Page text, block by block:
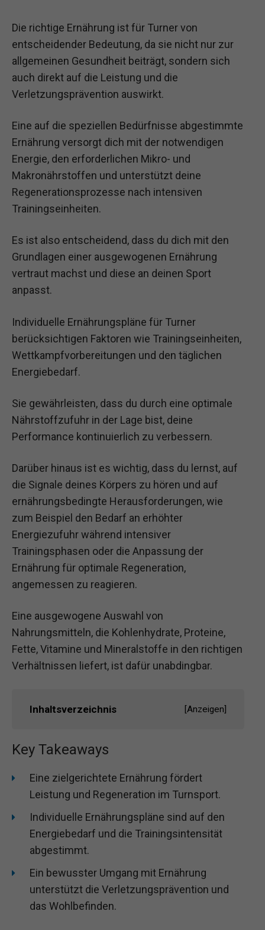
Die richtige Ernährung ist für Turner von
entscheidender Bedeutung, da sie nicht nur zur
allgemeinen Gesundheit beiträgt, sondern sich
auch direkt auf die Leistung und die
Verletzungsprävention auswirkt.
Eine auf die speziellen Bedürfnisse abgestimmte
Ernährung versorgt dich mit der notwendigen
Energie, den erforderlichen Mikro- und
Makronährstoffen und unterstützt deine
Regenerationsprozesse nach intensiven
Trainingseinheiten.
Es ist also entscheidend, dass du dich mit den
Grundlagen einer ausgewogenen Ernährung
vertraut machst und diese an deinen Sport
anpasst.
Individuelle Ernährungspläne für Turner
berücksichtigen Faktoren wie Trainingseinheiten,
Wettkampfvorbereitungen und den täglichen
Energiebedarf.
Sie gewährleisten, dass du durch eine optimale
Nährstoffzufuhr in der Lage bist, deine
Performance kontinuierlich zu verbessern.
Darüber hinaus ist es wichtig, dass du lernst, auf
die Signale deines Körpers zu hören und auf
ernährungsbedingte Herausforderungen, wie
zum Beispiel den Bedarf an erhöhter
Energiezufuhr während intensiver
Trainingsphasen oder die Anpassung der
Ernährung für optimale Regeneration,
angemessen zu reagieren.
Eine ausgewogene Auswahl von
Nahrungsmitteln, die Kohlenhydrate, Proteine,
Fette, Vitamine und Mineralstoffe in den richtigen
Verhältnissen liefert, ist dafür unabdingbar.
Inhaltsverzeichnis Anzeigen
Key Takeaways
Eine zielgerichtete Ernährung fördert
Leistung und Regeneration im Turnsport.
Individuelle Ernährungspläne sind auf den
Energiebedarf und die Trainingsintensität
abgestimmt.
Ein bewusster Umgang mit Ernährung
unterstützt die Verletzungsprävention und
das Wohlbefinden.